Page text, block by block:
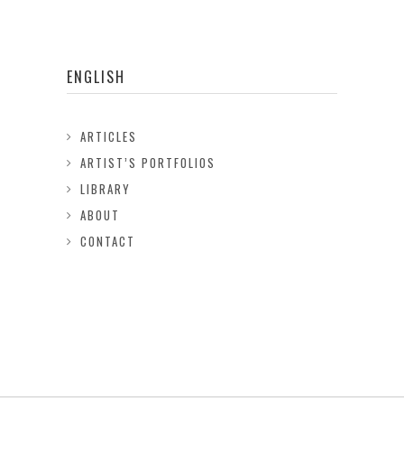
ENGLISH
ARTICLES
ARTIST’S PORTFOLIOS
LIBRARY
ABOUT
CONTACT